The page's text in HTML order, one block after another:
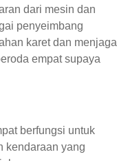
dari mesin dan
penyeimbang
karet dan menjaga
empat supaya
berfungsi untuk
kendaraan yang